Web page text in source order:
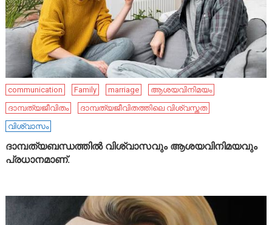
communication Family marriage
ആശയവിനിമയം
ദാമ്പത്യജീവിതം
ദാമ്പത്യജീവിതത്തിലെ വിശ്വസ്തത
വിശ്വാസം
ദാമ്പത്യബന്ധത്തിൽ വിശ്വാസവും ആശയവിനിമയവും
പ്രധാനമാണ്.